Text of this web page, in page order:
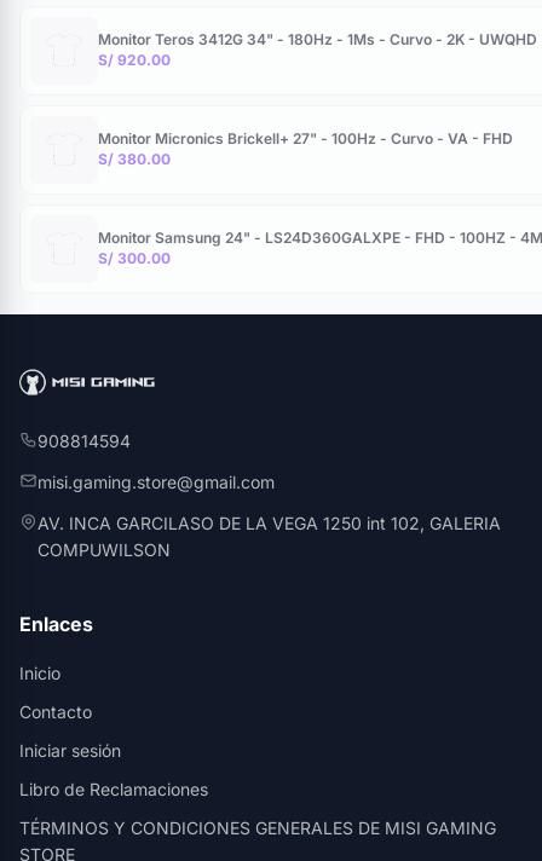
Monitor Teros 3412G 34" - 180Hz - 1Ms - Curvo - 2K - UWQHD
S/ 920.00
Monitor Micronics Brickell+ 27" - 100Hz - Curvo - VA - FHD
S/ 380.00
Monitor Samsung 24" - LS24D360GALXPE - FHD - 100HZ -
S/ 300.00
908814594
misi.gaming.store@gmail.com
AV. INCA GARCILASO DE LA VEGA 1250 int 102, GALERIA
COMPUWILSON
Enlaces
Inicio
Contacto
Iniciar sesión
Libro de Reclamaciones
TÉRMINOS Y CONDICIONES GENERALES DE MISI GAMING
STORE